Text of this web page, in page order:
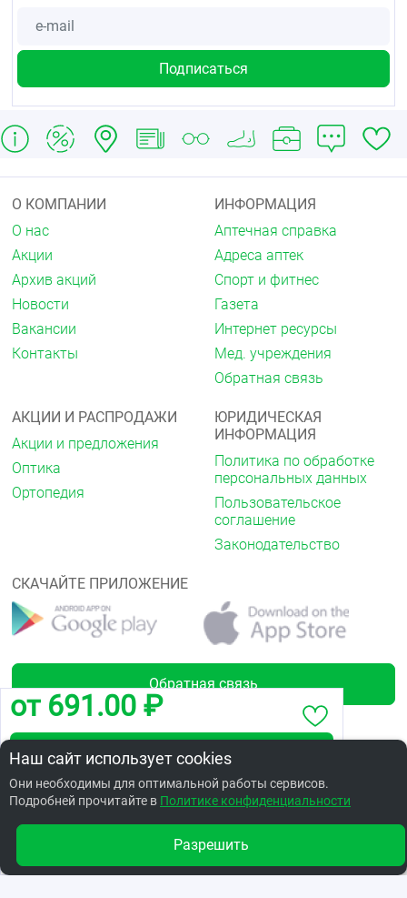
от 691.00 ₽
Забронировать по адресу ул.Дианова,14
Заказать в интернет аптеке по цене: 676.60 ₽
Другие аптеки
О КОМПАНИИ
О нас
Акции
Архив акций
Новости
Вакансии
Контакты
ИНФОРМАЦИЯ
Аптечная справка
Адреса аптек
Спорт и фитнес
Газета
Интернет ресурсы
Мед. учреждения
Обратная связь
АКЦИИ И РАСПРОДАЖИ
Акции и предложения
Оптика
Ортопедия
ЮРИДИЧЕСКАЯ
ИНФОРМАЦИЯ
Политика по обработке
персональных данных
Пользовательское
соглашение
Законодательство
СКАЧАЙТЕ ПРИЛОЖЕНИЕ
Обратная связь
Лицензии
Наш сайт использует cookies
Они необходимы для оптимальной работы сервисов.
Подробней прочитайте в Политике конфиденциальности
Разрешить